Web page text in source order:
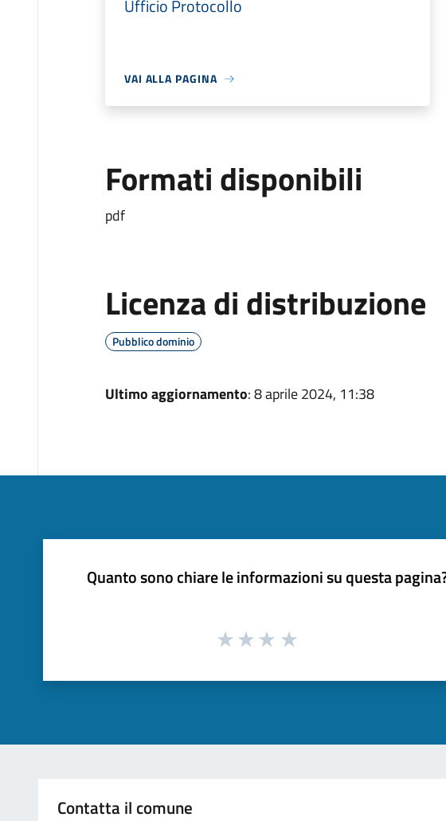
Ufficio Protocollo
VAI ALLA PAGINA
Formati disponibili
pdf
Licenza di distribuzione
Pubblico dominio
Ultimo aggiornamento: 8 aprile 2024, 11:38
Quanto sono chiare le informazioni su questa
Contatta il comune